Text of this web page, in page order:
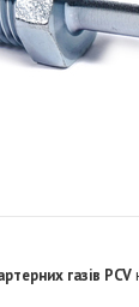
газів PCV